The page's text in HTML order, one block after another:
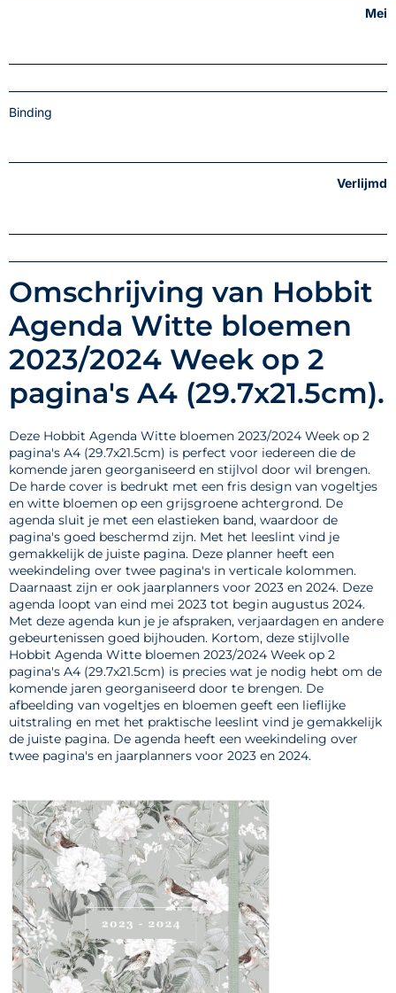
Mei
Binding
Verlijmd
Omschrijving van Hobbit
Agenda Witte bloemen
2023/2024 Week op 2
pagina's A4 (29.7x21.5cm).
Deze Hobbit Agenda Witte bloemen 2023/2024 Week op 2
pagina's A4 (29.7x21.5cm) is perfect voor iedereen die de
komende jaren georganiseerd en stijlvol door wil brengen.
De harde cover is bedrukt met een fris design van vogeltjes
en witte bloemen op een grijsgroene achtergrond. De
agenda sluit je met een elastieken band, waardoor de
pagina's goed beschermd zijn. Met het leeslint vind je
gemakkelijk de juiste pagina. Deze planner heeft een
weekindeling over twee pagina's in verticale kolommen.
Daarnaast zijn er ook jaarplanners voor 2023 en 2024. Deze
agenda loopt van eind mei 2023 tot begin augustus 2024.
Met deze agenda kun je je afspraken, verjaardagen en andere
gebeurtenissen goed bijhouden. Kortom, deze stijlvolle
Hobbit Agenda Witte bloemen 2023/2024 Week op 2
pagina's A4 (29.7x21.5cm) is precies wat je nodig hebt om de
komende jaren georganiseerd door te brengen. De
afbeelding van vogeltjes en bloemen geeft een lieflijke
uitstraling en met het praktische leeslint vind je gemakkelijk
de juiste pagina. De agenda heeft een weekindeling over
twee pagina's en jaarplanners voor 2023 en 2024.